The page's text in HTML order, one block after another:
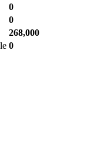
0
0
268,000
0